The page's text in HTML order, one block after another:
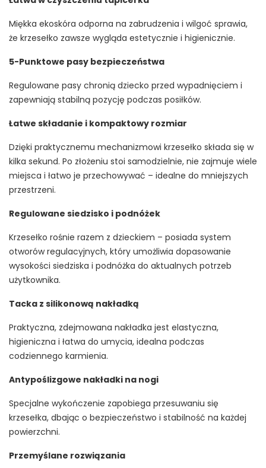
Miękka ekoskóra odporna na zabrudzenia i wilgoć sprawia,
że krzesełko zawsze wygląda estetycznie i higienicznie.
5-Punktowe pasy bezpieczeństwa
Regulowane pasy chronią dziecko przed wypadnięciem i
zapewniają stabilną pozycję podczas posiłków.
Łatwe składanie i kompaktowy rozmiar
Dzięki praktycznemu mechanizmowi krzesełko składa się w
kilka sekund. Po złożeniu stoi samodzielnie, nie zajmuje wiele
miejsca i łatwo je przechowywać – idealne do mniejszych
przestrzeni.
Regulowane siedzisko i podnóżek
Krzesełko rośnie razem z dzieckiem – posiada system
otworów regulacyjnych, który umożliwia dopasowanie
wysokości siedziska i podnóżka do aktualnych potrzeb
użytkownika.
Tacka z silikonową nakładką
Praktyczna, zdejmowana nakładka jest elastyczna,
higieniczna i łatwa do umycia, idealna podczas
codziennego karmienia.
Antypoślizgowe nakładki na nogi
Specjalne wykończenie zapobiega przesuwaniu się
krzesełka, dbając o bezpieczeństwo i stabilność na każdej
powierzchni.
Przemyślane rozwiązania